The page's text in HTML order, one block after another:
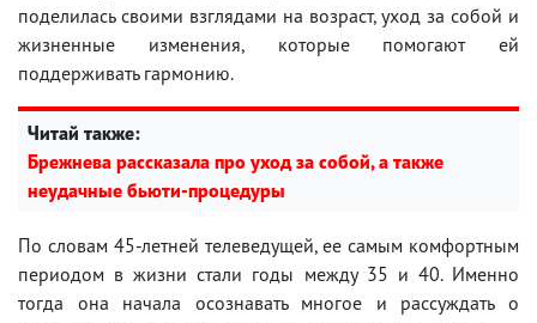
поделилась своими взглядами на возраст, уход за собой и
жизненные изменения, которые помогают ей
поддерживать гармонию.
Читай также:
Брежнева рассказала про уход за собой, а также
неудачные бьюти-процедуры
По словам 45-летней телеведущей, ее самым комфортным
периодом в жизни стали годы между 35 и 40. Именно
тогда она начала осознавать многое и рассуждать о